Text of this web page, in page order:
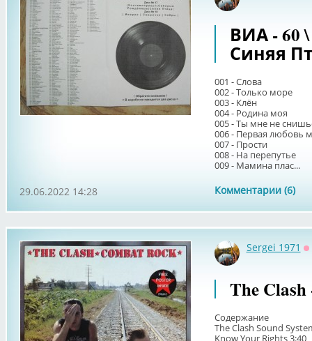
ВИА - 60
Синяя
001 - Слова
002 - Только море
003 - Клён
004 - Родина моя
005 - Ты мне не
006 - Первая любовь
007 - Прости
008 - На перепутье
009 - Мамина плас...
Комментарии (6)
29.06.2022 14:28
Sergei 1971
The
Содержание
The Clash Sound
Know Your Rights 3:40